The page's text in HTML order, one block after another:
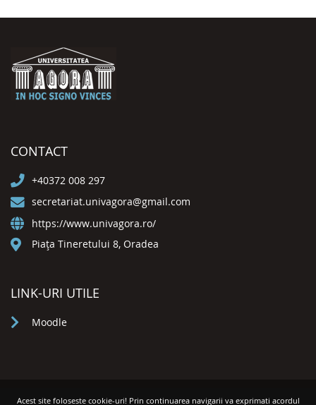
CONTACT
+40372 008 297
secretariat.univagora@gmail.com
https://www.univagora.ro/
Piața Tineretului 8, Oradea
LINK-URI UTILE
Moodle
© 2026 Universitatea Agora din Oradea. Toate drepturile rezervate.
Acest site foloseste cookie-uri! Prin continuarea navigarii va exprimati acordul